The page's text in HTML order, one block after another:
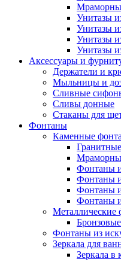
Унитазы
Унитазы
Унитазы
Унитазы
Аксессуары и
Держатели и
Мыльницы и
Сливные
Сливы донные
Стаканы для
Фонтаны
Каменные
Фонтаны
Фонтаны
Фонтаны
Фонтаны
Металлические
Фонтаны из
Зеркала для
Зеркала в